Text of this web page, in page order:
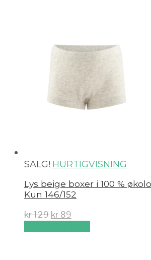
SALG! HURTIGVISNING
Lys beige boxer i 100 %
Kun 146/152
kr129 kr 89